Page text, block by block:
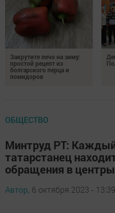
Закрутите лечо на зиму:
простой рецепт из
болгарского перца и
помидоров
ОБЩЕСТВО
Минтруд РТ:
татарстанец
обращения в
Автор, 6 октября 2023 - 13:39